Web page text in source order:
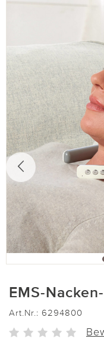
EMS-
Art.Nr.: 6294800